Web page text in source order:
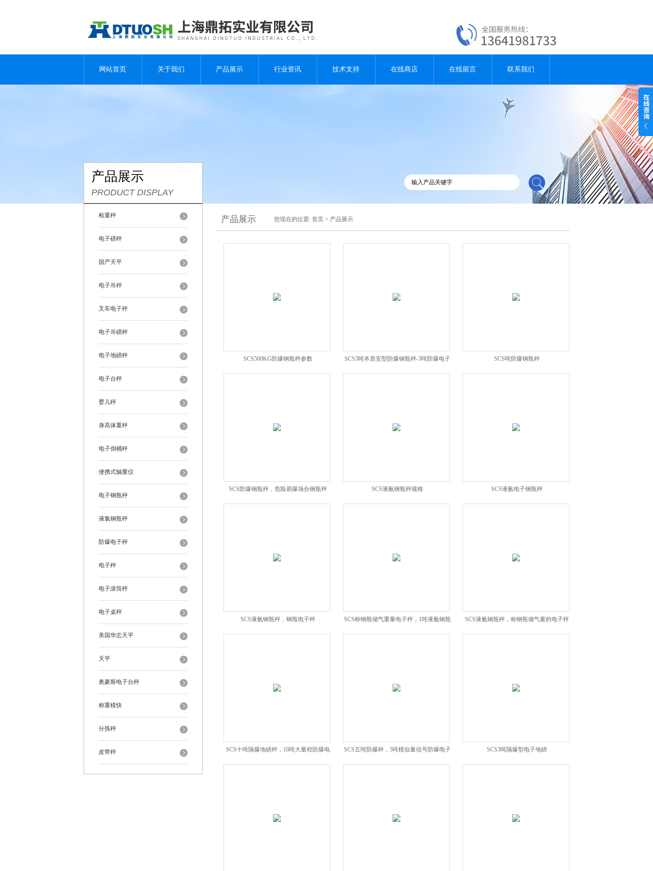
网站首页 关于我们 产品展示 行业资讯 技术支持 在线商店 在线留言 联系我们
产品展示
PRODUCT DISPLAY
检重秤
电子磅秤
国产天平
电子吊秤
叉车电子秤
电子吊磅秤
电子地磅秤
电子台秤
婴儿秤
身高体重秤
电子倒桶秤
便携式轴重仪
电子钢瓶秤
液氯钢瓶秤
防爆电子秤
电子秤
电子滚筒秤
电子桌秤
美国华志天平
天平
奥豪斯电子台秤
称重模快
分拣秤
皮带秤
产品展示 您现在的位置: 首页 > 产品展示
SCS500KG防爆钢瓶秤参数 SCS3吨本质安型防爆钢瓶秤-3吨防爆电子
钢瓶秤
SCS吨防爆钢瓶秤
SCS防爆钢瓶秤，危险易爆场合钢瓶秤 SCS液氨钢瓶秤规格 SCS液氨电子钢瓶秤
SCS液氨钢瓶秤，钢瓶电子秤 SCS称钢瓶储气重量电子秤，1吨液氨钢瓶
电子秤
SCS液氨钢瓶秤，称钢瓶储气量的电子秤
SCS十吨隔爆地磅秤，10吨大量程防爆电
子磅秤
SCS五吨防爆秤，5吨模似量信号防爆电子
地磅秤
SCS3吨隔爆型电子地磅